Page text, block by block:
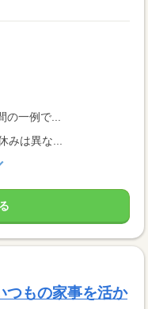
一例で...
は異な...
つもの家事を活か